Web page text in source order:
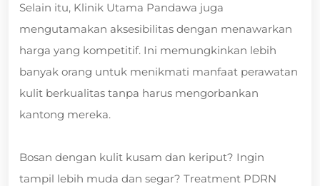
Selain itu, Klinik Utama Pandawa juga
mengutamakan aksesibilitas dengan menawarkan
harga yang kompetitif. Ini memungkinkan lebih
banyak orang untuk menikmati manfaat perawatan
kulit berkualitas tanpa harus mengorbankan
kantong mereka.
Bosan dengan kulit kusam dan keriput? Ingin
tampil lebih muda dan segar? Treatment PDRN